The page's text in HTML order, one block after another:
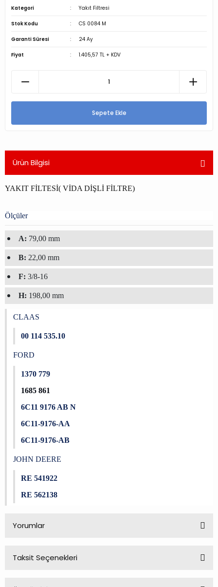
Kategori Yakıt Filtresi
Stok Kodu CS 0084 M
Garanti Süresi 24 Ay
Fiyat 1.405,57 TL + KDV
Sepete Ekle
Ürün Bilgisi
YAKIT FİLTESİ( VİDA DİŞLİ FİLTRE)
Ölçüler
A: 79,00 mm
B: 22,00 mm
F: 3/8-16
H: 198,00 mm
CLAAS
00 114 535.10
FORD
1370 779
1685 861
6C11 9176 AB N
6C11-9176-AA
6C11-9176-AB
JOHN DEERE
RE 541922
RE 562138
Yorumlar
Taksit Seçenekleri